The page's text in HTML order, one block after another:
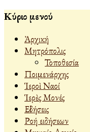
Κύριο μενού
Ἀρχική
Μητρόπολις
Τοποθεσία
Ποιμενάρχης
Ἱεροὶ Ναοί
Ἱερὲς Μονές
Εἰδήσεις
Ροή ειδήσεων